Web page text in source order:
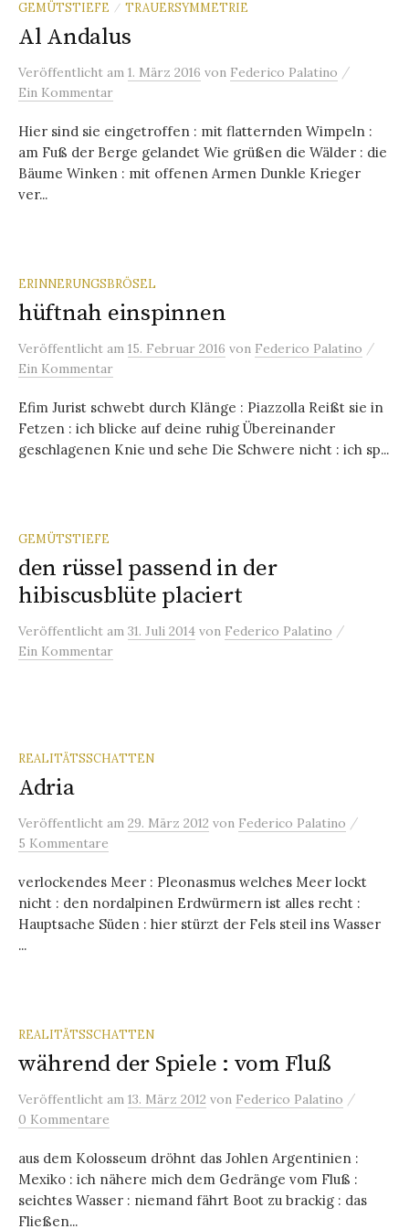
GEMÜTSTIEFE / TRAUERSYMMETRIE
Al Andalus
Veröffentlicht am 1. März 2016 von Federico Palatino /
Ein Kommentar
Hier sind sie eingetroffen : mit flatternden Wimpeln :
am Fuß der Berge gelandet Wie grüßen die Wälder : die
Bäume Winken : mit offenen Armen Dunkle Krieger
ver...
ERINNERUNGSBRÖSEL
hüftnah einspinnen
Veröffentlicht am 15. Februar 2016 von Federico Palatino /
Ein Kommentar
Efim Jurist schwebt durch Klänge : Piazzolla Reißt sie in
Fetzen : ich blicke auf deine ruhig Übereinander
geschlagenen Knie und sehe Die Schwere nicht : ich sp...
GEMÜTSTIEFE
den rüssel passend in der
hibiscusblüte placiert
Veröffentlicht am 31. Juli 2014 von Federico Palatino /
Ein Kommentar
REALITÄTSSCHATTEN
Adria
Veröffentlicht am 29. März 2012 von Federico Palatino /
5 Kommentare
verlockendes Meer : Pleonasmus welches Meer lockt
nicht : den nordalpinen Erdwürmern ist alles recht :
Hauptsache Süden : hier stürzt der Fels steil ins Wasser
...
REALITÄTSSCHATTEN
während der Spiele : vom Fluß
Veröffentlicht am 13. März 2012 von Federico Palatino /
0 Kommentare
aus dem Kolosseum dröhnt das Johlen Argentinien :
Mexiko : ich nähere mich dem Gedränge vom Fluß :
seichtes Wasser : niemand fährt Boot zu brackig : das
Fließen...